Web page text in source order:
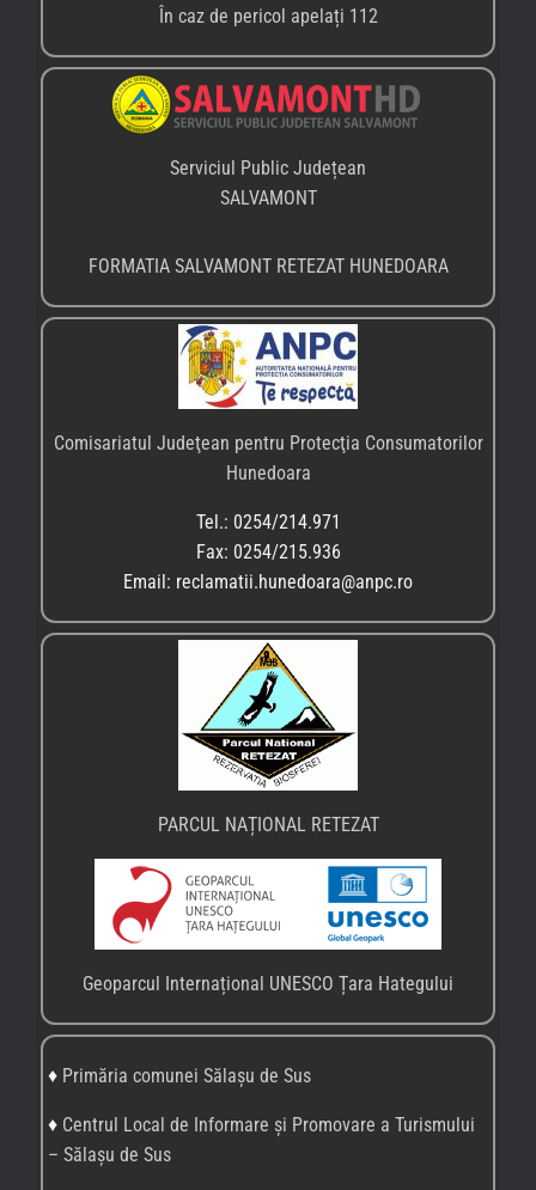
În caz de pericol apelați 112
Serviciul Public Județean
SALVAMONT
FORMATIA SALVAMONT RETEZAT HUNEDOARA
Comisariatul Judeţean pentru Protecţia Consumatorilor
Hunedoara
Tel.: 0254/214.971
Fax: 0254/215.936
Email: reclamatii.hunedoara@anpc.ro
PARCUL NAȚIONAL RETEZAT
Geoparcul Internațional UNESCO Țara Hategului
♦ Primăria comunei Sălașu de Sus
♦ Centrul Local de Informare și Promovare a Turismului
– Sălașu de Sus